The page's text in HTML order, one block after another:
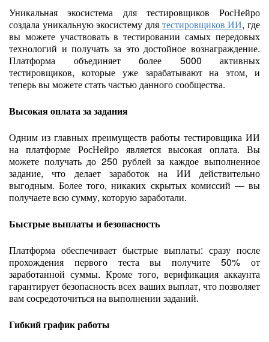
Уникальная экосистема для тестировщиков РосНейро
создала уникальную экосистему для тестировщиков ИИ, где
вы можете участвовать в тестировании самых передовых
технологий и получать за это достойное вознаграждение.
Платформа объединяет более 5000 активных
тестировщиков, которые уже зарабатывают на этом, и
теперь вы можете стать частью данного сообщества.
Высокая оплата за задания
Одним из главных преимуществ работы тестировщика ИИ
на платформе РосНейро является высокая оплата. Вы
можете получать до 250 рублей за каждое выполненное
задание, что делает заработок на ИИ действительно
выгодным. Более того, никаких скрытых комиссий — вы
получаете всю сумму, которую заработали.
Быстрые выплаты и безопасность
Платформа обеспечивает быстрые выплаты: сразу после
прохождения первого теста вы получите 50% от
заработанной суммы. Кроме того, верификация аккаунта
гарантирует безопасность всех ваших выплат, что позволяет
вам сосредоточиться на выполнении заданий.
Гибкий график работы